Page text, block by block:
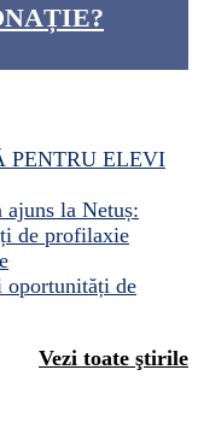
PENTRU ELEVI
ajuns la Netuș:
de profilaxie
oportunități de
Vezi toate ştirile